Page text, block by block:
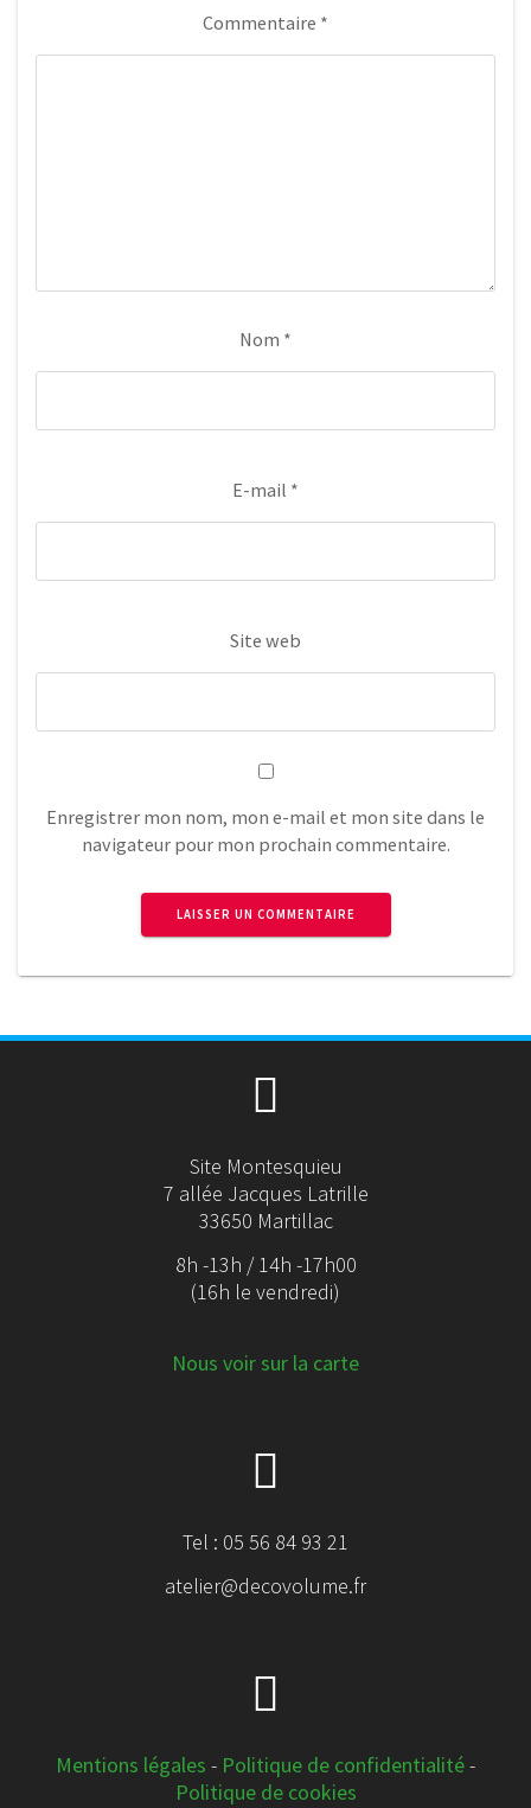
Commentaire *
Nom *
E-mail *
Site web
Enregistrer mon nom, mon e-mail et mon site dans le
navigateur pour mon prochain commentaire.
Site Montesquieu
7 allée Jacques Latrille
33650 Martillac
8h -13h / 14h -17h00
(16h le vendredi)
Nous voir sur la carte
Tel : 05 56 84 93 21
atelier@decovolume.fr
Mentions légales - Politique de confidentialité-
Politique de cookies